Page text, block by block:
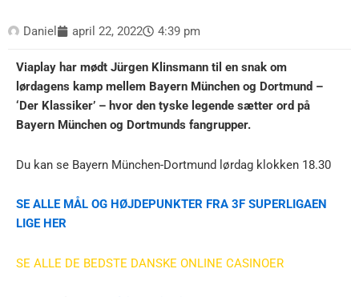
Daniel april 22, 2022 4:39 pm
Viaplay har mødt Jürgen Klinsmann til en snak om
lørdagens kamp mellem Bayern München og Dortmund –
‘Der Klassiker’ – hvor den tyske legende sætter ord på
Bayern München og Dortmunds fangrupper.
Du kan se Bayern München-Dortmund lørdag klokken 18.30
SE ALLE MÅL OG HØJDEPUNKTER FRA 3F SUPERLIGAEN
LIGE HER
SE ALLE DE BEDSTE DANSKE ONLINE CASINOER